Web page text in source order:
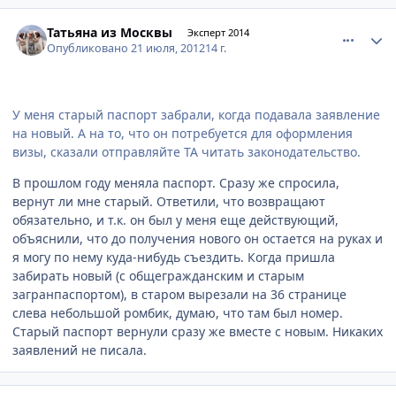
Татьяна из Москвы Эксперт 2014
Опубликовано21 июля, 201214 г.
У меня старый паспорт забрали, когда подавала заявление
на новый. А на то, что он потребуется для оформления
визы, сказали отправляйте ТА читать законодательство.
В прошлом году меняла паспорт. Сразу же спросила,
вернут ли мне старый. Ответили, что возвращают
обязательно, и т.к. он был у меня еще действующий,
объяснили, что до получения нового он остается на руках и
я могу по нему куда-нибудь съездить. Когда пришла
забирать новый (с общегражданским и старым
загранпаспортом), в старом вырезали на 36 странице
слева небольшой ромбик, думаю, что там был номер.
Старый паспорт вернули сразу же вместе с новым. Никаких
заявлений не писала.